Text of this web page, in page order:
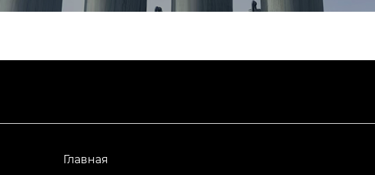
серы и других химических проду
Главная